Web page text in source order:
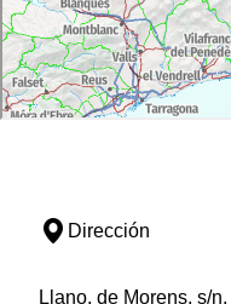
Dirección
Llano, de Morens, s/